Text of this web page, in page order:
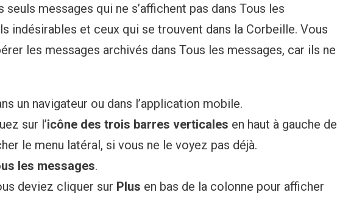
seuls messages qui ne s’affichent pas dans Tous les
indésirables et ceux qui se trouvent dans la Corbeille. Vous
les messages archivés dans Tous les messages, car ils ne
un navigateur ou dans l’application mobile.
sur l’icône des trois barres verticales en haut à gauche de
le menu latéral, si vous ne le voyez pas déjà.
les messages.
deviez cliquer sur Plus en bas de la colonne pour afficher